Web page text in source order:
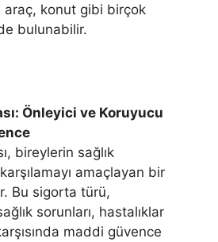
araç, konut gibi birçok
bulunabilir.
Önleyici ve Koruyucu
bireylerin sağlık
amaçlayan bir
Bu sigorta türü,
sorunları, hastalıklar
maddi güvence